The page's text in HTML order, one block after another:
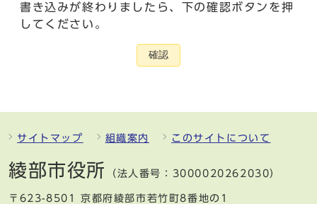
書き込みが終わりましたら、下の確認ボタンを押
してください。
確認
サイトマップ 組織案内 このサイトについて
綾部市役所 （法人番号：3000020262030）
〒623-8501 京都府綾部市若竹町8番地の1